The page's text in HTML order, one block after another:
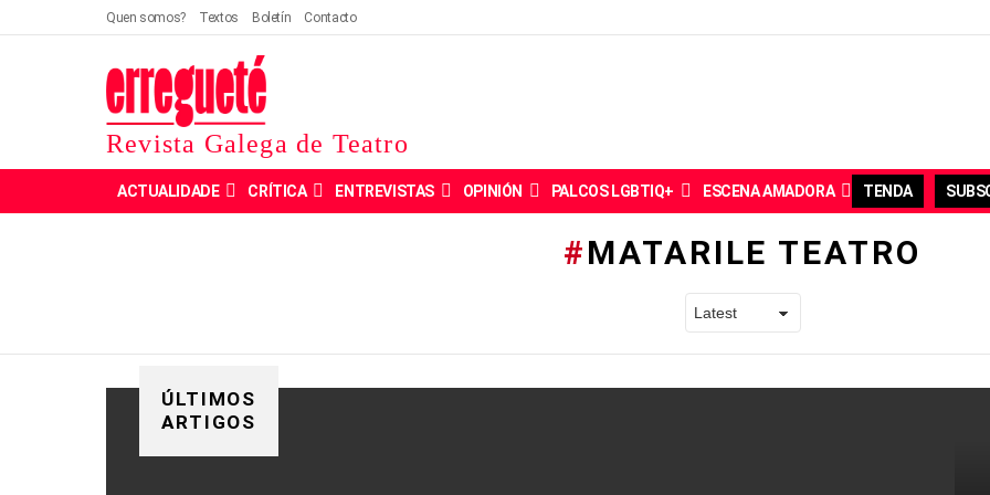
Quen somos? Textos Boletín Contacto
Revista Galega de Teatro
ACTUALIDADE CRÍTICA ENTREVISTAS OPINIÓN PALCOS LGBTIQ+ ESCENA AMADORA TENDA
MATARILE TEATRO
ÚLTIMOS
ARTIGOS